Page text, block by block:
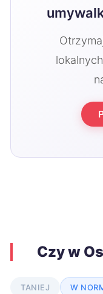
Czy w
TANIEJ W